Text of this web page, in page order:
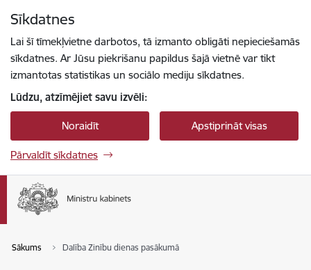
Sīkdatnes
Lai šī tīmekļvietne darbotos, tā izmanto obligāti nepieciešamās
sīkdatnes. Ar Jūsu piekrišanu papildus šajā vietnē var tikt
izmantotas statistikas un sociālo mediju sīkdatnes.
Lūdzu, atzīmējiet savu izvēli:
Noraidīt Apstiprināt visas
Pārvaldīt sīkdatnes
Sākums Dalība Zinību dienas pasākumā